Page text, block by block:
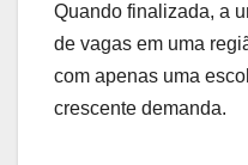
Quando finalizada, a
de vagas em uma
com apenas uma
crescente demanda.